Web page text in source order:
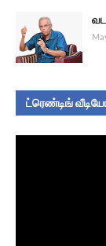
ட்ரெண்டிங்